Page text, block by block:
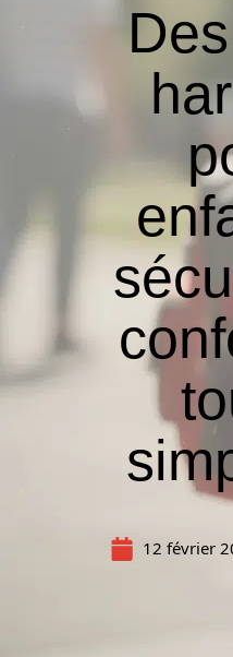
12 février